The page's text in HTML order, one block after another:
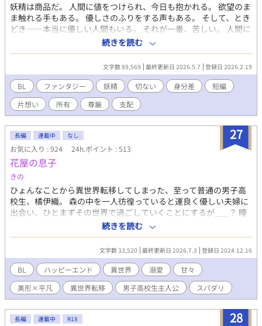
妖精は商品だ。 人間に値をつけられ、今日も抱かれる。 欲望のま
ま触れる手もある。 優しさのふりをする声もある。 そして、とき
どき――本当に優しい人間もいる。 それが一番、苦しい。 人間に
消費されることには慣れている。 傷つくことにも。 それでも恋を
してしまう。 抱かれなくてもいい。 選ばれなくてもいい。 ただ一
度だけ、 「お前がいい」と言われたかった。 優しさが刃になる、
檻の中の妖精たちの切ないBL短編集。
続きを読む
文字数 89,569 最終更新日 2026.5.7 登録日 2026.2.19
BL ファンタジー 妖精 切ない 身分差
短編
片想い
所有 尊厳 支配
27
長編 連載中 なし
お気に入り : 924 24h.ポイント : 513
花屋の息子
きの
ひょんなことから異世界転移してしまった、至って普通の男子高
校生、橘伊織。 森の中を一人彷徨っていると運良く優しい夫婦に
出会い、ひとまずその世界で過ごしていくことにするが___？ 瞳
を見て相手の感情がわかる能力を持つ、普段は冷静沈着無愛想だ
けど受けにだけ甘くて溺愛な攻め×至って普通の男子高校生な受
け の、お話です。 攻めが出てくるまでちょっとかかります。
続きを読む
文字数 33,520 最終更新日 2026.7.3 登録日 2024.12.16
BL ハッピーエンド 異世界 溺愛
甘々
美形×平凡
異世界転移 男子高校生主人公 スパダリ
28
長編 連載中 R18